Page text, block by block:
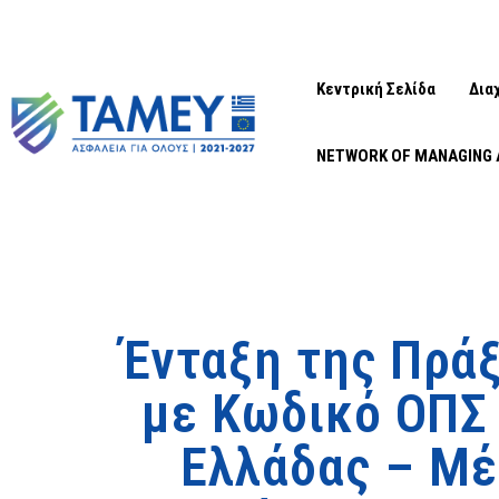
Κεντρική Σελίδα
NETWORK OF
Ένταξη της
με Κωδικό
Ελλάδας –